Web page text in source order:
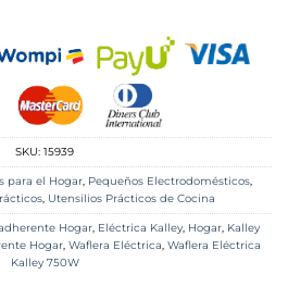
SKU: 15939
para el Hogar, Pequeños Electrodomésticos,
, Utensilios Prácticos de Cocina
Hogar, Eléctrica Kalley, Hogar, Kalley
Hogar, Waflera Eléctrica, Waflera Eléctrica
Kalley 750W